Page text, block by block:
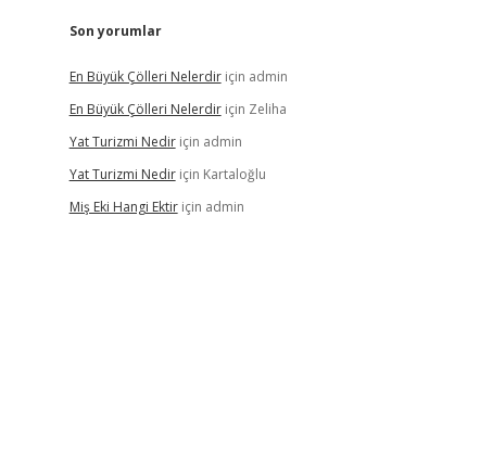
Son yorumlar
En Büyük Çölleri Nelerdiriçin admin
En Büyük Çölleri Nelerdiriçin Zeliha
Yat Turizmi Nediriçin admin
Yat Turizmi Nediriçin Kartaloğlu
Miş Eki Hangi Ektiriçin admin